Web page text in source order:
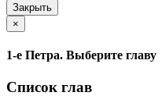
Закрыть
×
1-е Петра. Выберите главу
Список глав